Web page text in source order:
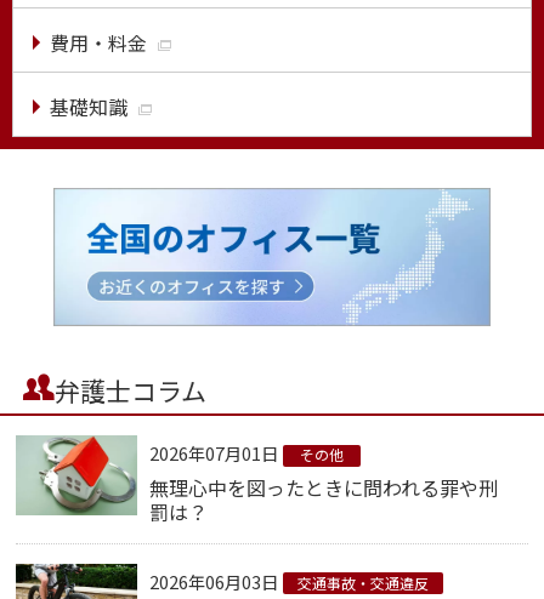
費用・料金
基礎知識
弁護士コラム
2026年07月01日 その他
無理心中を図ったときに問われる罪や刑
罰は？
2026年06月03日 交通事故・交通違反